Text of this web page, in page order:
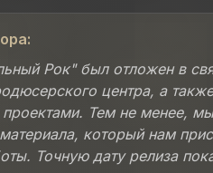
Рок" был отложен в
центра, а
Тем не менее,
который нам
Точную дату релиза